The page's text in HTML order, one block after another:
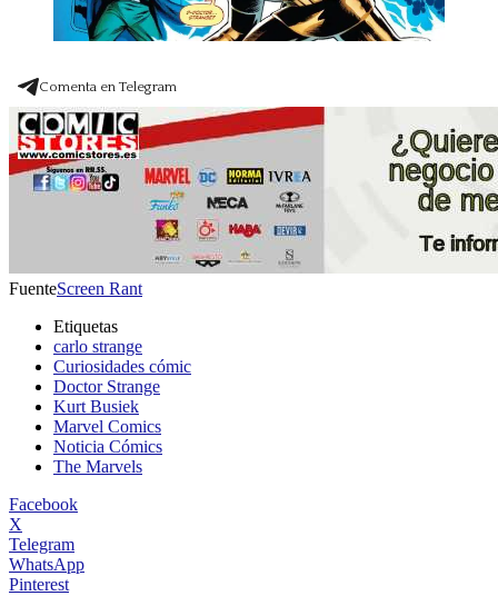
Comenta en Telegram
FuenteScreen Rant
Etiquetas
carlo strange
Curiosidades cómic
Doctor Strange
Kurt Busiek
Marvel Comics
Noticia Cómics
The Marvels
Facebook
X
Telegram
WhatsApp
Pinterest